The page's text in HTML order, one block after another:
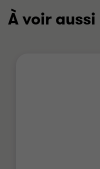
À voir aussi